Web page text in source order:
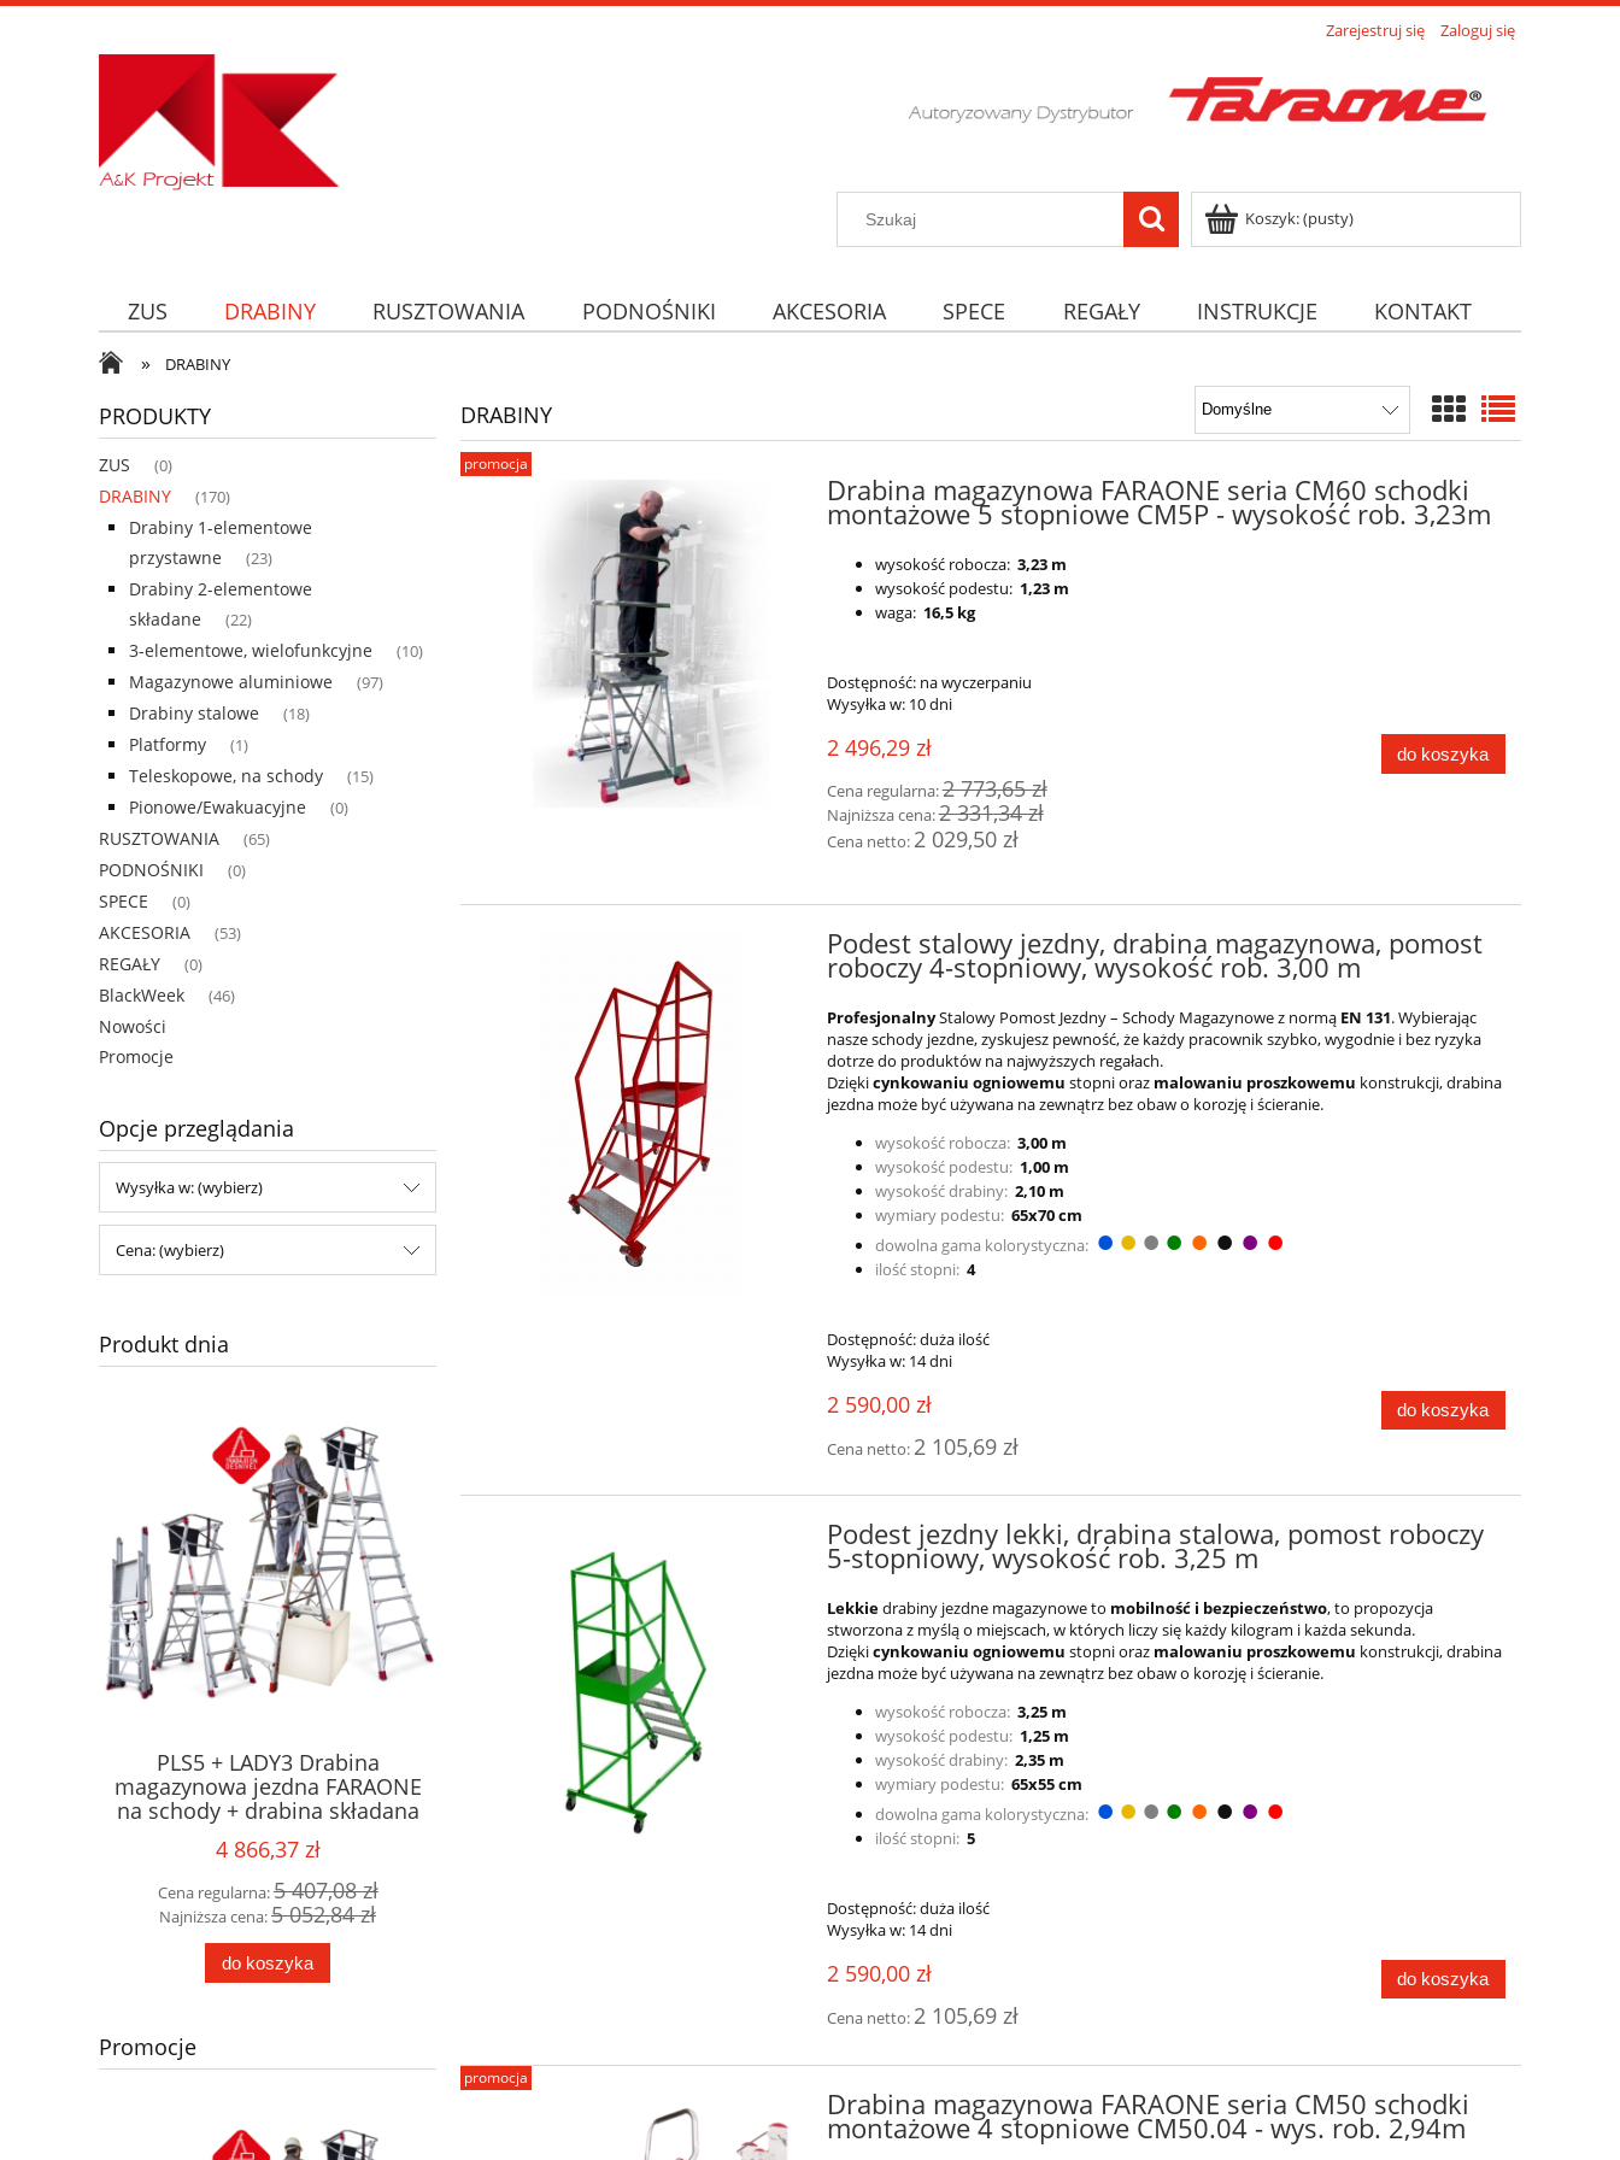
Zarejestruj się Zaloguj się
Koszyk:(pusty)
ZUS DRABINY RUSZTOWANIA PODNOŚNIKI AKCESORIA SPECE REGAŁY INSTRUKCJE KONTAKT
» DRABINY
PRODUKTY
ZUS (0)
DRABINY (170)
Drabiny 1-elementowe
przystawne
(23)
Drabiny 2-elementowe
składane
(22)
3-elementowe, wielofunkcyjne (10)
Magazynowe aluminiowe (97)
Drabiny stalowe (18)
Platformy (1)
Teleskopowe, na schody (15)
Pionowe/Ewakuacyjne (0)
RUSZTOWANIA (65)
PODNOŚNIKI (0)
SPECE (0)
AKCESORIA (53)
REGAŁY (0)
BlackWeek (46)
Nowości
Promocje
Opcje przeglądania
Wysyłka w: (wybierz)
Cena: (wybierz)
Produkt dnia
PLS5 + LADY3 Drabina
magazynowa jezdna FARAONE
na schody + drabina składana
GRATIS !!!
4 866,37 zł
Cena regularna:5 407,08 zł
Najniższa cena:5 052,84 zł
do koszyka
Rusztowanie aluminiowe jezdne
Faraone AK 400 opcja adaptacji
NA SCHODY - wysokość robocza
PLS5 Teleskopowa drabina
magazynowa jezdna FARAONE z
wejściem jednostronnym na
schody - platforma 5-stopniowa,
4 866,37 zł
Najniższa cena:4 547,56 zł
do koszyka
wysokość robocza 2,80m
Promocje
DRABINY
Drabina magazynowa FARAONE seria CM60 schodki
montażowe 5 stopniowe CM5P - wysokość rob. 3,23m
wysokość robocza: 3,23 m
wysokość podestu: 1,23 m
waga: 16,5 kg
Dostępność: na wyczerpaniu
Wysyłka w: 10 dni
2 496,29 zł
Cena regularna:2 773,65 zł
Najniższa cena:2 331,34 zł
Cena netto: 2 029,50 zł
do koszyka
promocja
Podest stalowy jezdny, drabina magazynowa, pomost
roboczy 4-stopniowy, wysokość rob. 3,00 m
ProfesjonalnyStalowy Pomost Jezdny – Schody Magazynowe z normą EN 131. Wybierając
nasze schody jezdne, zyskujesz pewność, że każdy pracownik szybko, wygodnie i bez ryzyka
dotrze do produktów na najwyższych regałach.
Dziękicynkowaniu ogniowemu stopni oraz malowaniu proszkowemu konstrukcji, drabina
jezdna może być używana na zewnątrz bez obaw o korozję i ścieranie.
wysokość robocza: 3,00 m
wysokość podestu: 1,00 m
wysokość drabiny: 2,10 m
wymiary podestu: 65x70 cm
dowolna gama kolorystyczna: ●●●● ● ● ● ●
ilość stopni: 4
Dostępność:duża ilość
Wysyłka w: 14 dni
2 590,00 zł
Cena netto: 2 105,69 zł
do koszyka
Podest jezdny lekki, drabina stalowa, pomost roboczy
5-stopniowy, wysokość rob. 3,25 m
Lekkiedrabiny jezdne magazynowe to mobilność i bezpieczeństwo, to propozycja
stworzona z myślą o miejscach, w których liczy się każdy kilogram i każda sekunda.
Dziękicynkowaniu ogniowemu stopni oraz malowaniu proszkowemu konstrukcji, drabina
jezdna może być używana na zewnątrz bez obaw o korozję i ścieranie.
wysokość robocza: 3,25 m
wysokość podestu: 1,25 m
wysokość drabiny: 2,35 m
wymiary podestu: 65x55 cm
dowolna gama kolorystyczna: ●●●● ● ● ● ●
ilość stopni: 5
Dostępność:duża ilość
Wysyłka w: 14 dni
2 590,00 zł
Cena netto: 2 105,69 zł
do koszyka
Drabina magazynowa FARAONE seria CM50 schodki
montażowe 4 stopniowe CM50.04 - wys. rob. 2,94m
promocja